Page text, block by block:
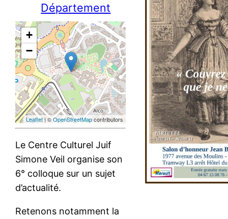
Département
+
−
Leaflet| ©OpenStreetMapcontributors
Le Centre Culturel Juif
Simone Veil organise son
6° colloque sur un sujet
d’actualité.
Retenons notamment la